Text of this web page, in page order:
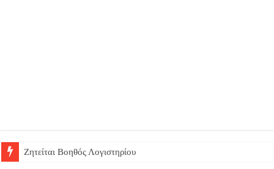
Ζητείται Βοηθός Λογιστηρίου
Ζητείται Υπάλληλος για γέμισμα και ανεφοδιασμό αυτόματων